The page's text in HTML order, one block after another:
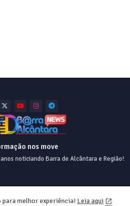
nos move
noticiando Barra de Alcântara e Região!
Contact us Privacy Policy
para melhor experiência! Leia aqui